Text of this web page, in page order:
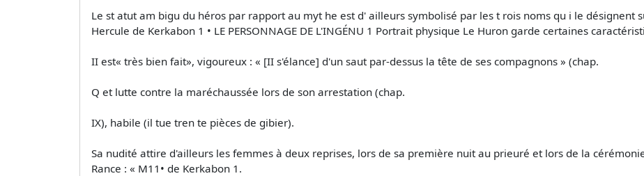
Le st atut am bigu du héros par rapport au myt he est d' ailleurs symbolisé par les t rois noms qu i le désignent
Hercule de Kerkabon 1 • LE PERSONNAGE DE L'INGÉNU 1 Portrait physique Le Huron garde certaines
II est« très bien fait», vigoureux : « [II s'élance] d'un saut par-dessus la tête de ses compagnons » (chap.
Q et lutte contre la maréchaussée lors de son arrestation (chap.
IX), habile (il tue tren­ te pièces de gibier).
Sa nudité attire d'ailleurs les femmes à deux reprises, lors de sa première nuit au prieuré et lors de la
Rance : « M11• de Kerkabon 1.